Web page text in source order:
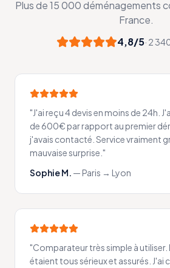
Plus de 15 000 déménagements
France.
4,8/5· 2
"J'ai reçu 4 devis en moins de 24h.
de 600€ par rapport au premier
j'avais contacté. Service vraiment
mauvaise surprise. "
Sophie M. —Paris → Lyon
"Comparateur très simple à utiliser.
étaient tous sérieux et assurés. J'ai